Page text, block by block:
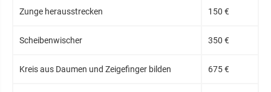
Zunge herausstrecken 150 €
Scheibenwischer 350 €
Kreis aus Daumen und Zeigefinger bilden 675 €